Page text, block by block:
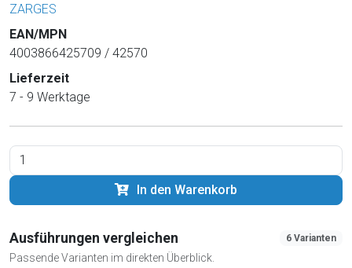
ZARGES
EAN/MPN
4003866425709 / 42570
Lieferzeit
7 - 9 Werktage
In den Warenkorb
Ausführungen vergleichen
Passende Varianten im direkten Überblick.
6 Varianten